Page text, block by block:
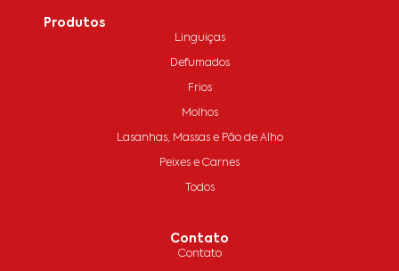
Produtos
Linguiças
Defumados
Frios
Molhos
Lasanhas, Massas e Pão de Alho
Peixes e Carnes
Todos
Contato
Contato